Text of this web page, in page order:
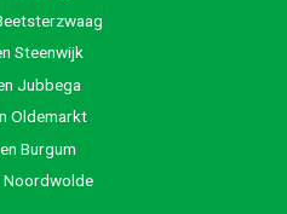
Steenwijk
Jubbega
Oldemarkt
Burgum
Noordwolde